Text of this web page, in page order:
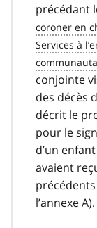
précédant
conjointe
des décès
décrit le
pour le
d’un
avaient
l’annexe A).